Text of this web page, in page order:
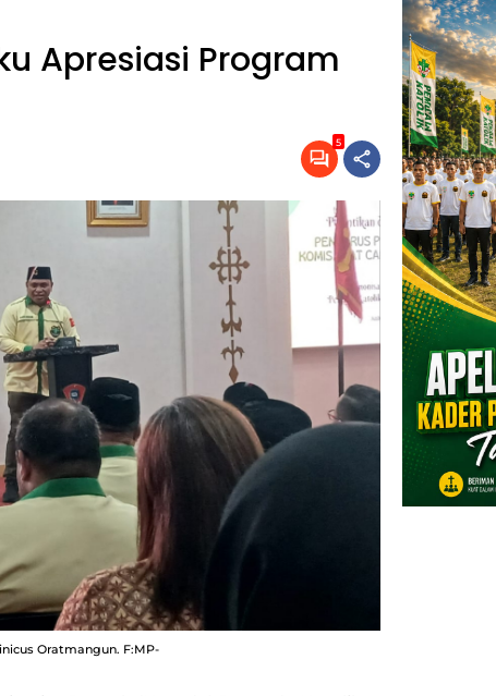
Apresiasi Program
5
Oratmangun. F:MP-